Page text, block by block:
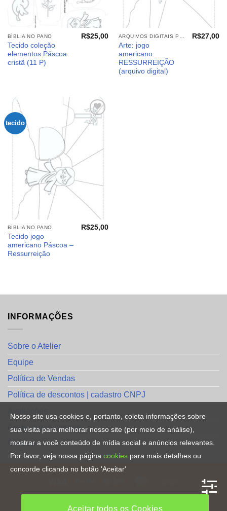
BÍBLIA NO PANO
Tecido coleção
elementos Páscoa
cristã (11 P)
R$25,00
Arte: jogo
americano
RESSURREIÇÃO
(arquivo digital)
R$27,00
tecido
Adicionar
aos
BÍBLIA NO PANO
Tecido jogo
americano Páscoa –
Ressurreição
R$25,00
INFORMAÇÕES
Sobre o Atelier
Equipe
Política de Vendas
Política de descontos | cadastro CNPJ
Avalie a sua compra
Contato
Nosso site usa cookies e, portanto, coleta informações sobre
sua visita para melhorar nosso site (por meio de análise),
mostrar a você conteúdo de mídia social e anúncios relevantes.
Por favor, veja nossa página cookies para mais detalhes ou
concorde clicando no botão 'Aceitar'
Aceitar todos os Cookies